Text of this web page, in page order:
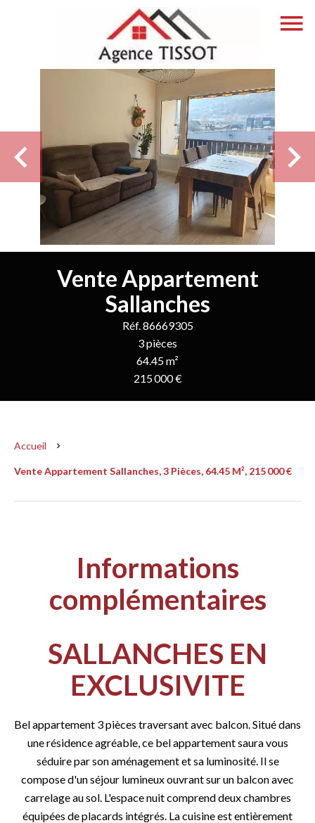
Vente Appartement
Sallanches
Réf. 86669305
3 pièces
64.45 m²
215 000 €
Accueil
Vente Appartement Sallanches, 3 Pièces, 64.45 M², 215 000 €
Informations
complémentaires
SALLANCHES EN
EXCLUSIVITE
Bel appartement 3 pièces traversant avec balcon. Situé dans
une résidence agréable, ce bel appartement saura vous
séduire par son aménagement et sa luminosité. Il se
compose d'un séjour lumineux ouvrant sur un balcon avec
carrelage au sol. L'espace nuit comprend deux chambres
équipées de placards intégrés. La cuisine est entièrement